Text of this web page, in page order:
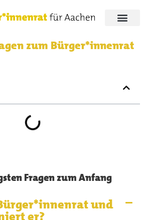
zum Bürger*innenrat
Fragen zum Anfang
und
er?